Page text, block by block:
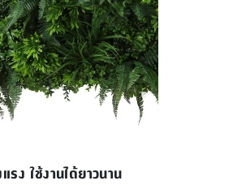
รง ใช้งานได้ยาวนาน